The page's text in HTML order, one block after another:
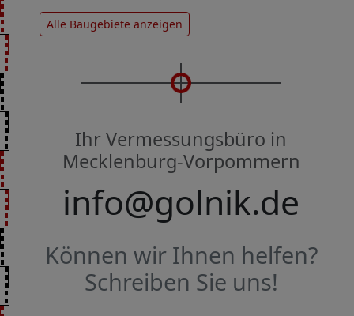
Alle Baugebiete anzeigen
Ihr Vermessungsbüro in
Mecklenburg-Vorpommern
info@golnik.de
Können wir Ihnen helfen?
Schreiben Sie uns!